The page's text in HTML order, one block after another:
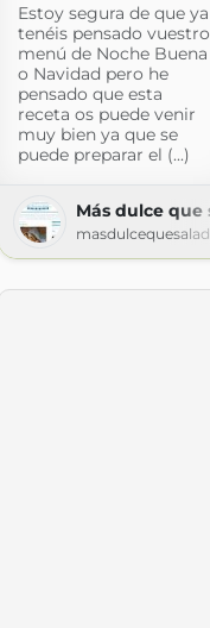
Estoy segura de que ya
tenéis pensado vuestro
menú de Noche Buena
o Navidad pero he
pensado que esta
receta os puede venir
muy bien ya que se
puede preparar el (...)
Más dulce que